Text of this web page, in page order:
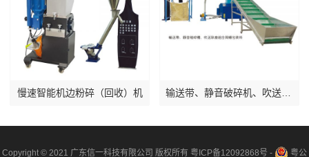
慢速智能机边粉碎（回收）机
Copyright © 2021 广东信一科技有限公司 版权所有 粤ICP备12092868号 - 粤公